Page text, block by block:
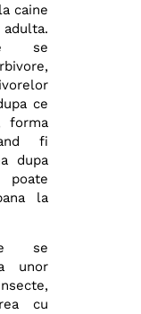
caine
se
ce
forma
fi
dupa
poate
la
se
unor
cu